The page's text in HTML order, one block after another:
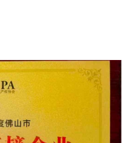
业精英，旨在深入贯彻落
筑陶瓷行业的领军企业，
了依托全球首条氨氢零碳
阵。